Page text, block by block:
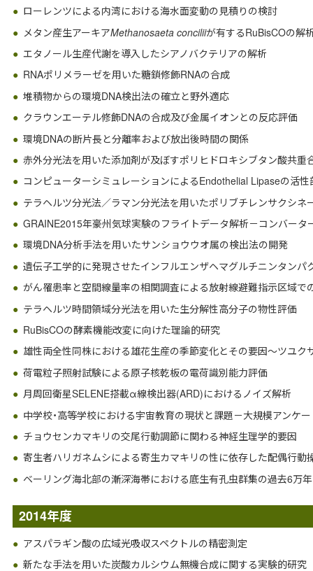
ローレンツによる内湾における海水面変動の見積りの検討
メタン産生アーキアMethanosaeta conciliiが有するRuBisCOの解
エタノール生産代謝を導入したシアノバクテリアの解析
RNAポリメラーゼを用いた糖鎖修飾RNAの合成
堆積物からの環境DNA検出法の確立と野外適応
クラウンエーテル修飾DNAの合成及び金属イオンとの反応評価
環境DNAの断片長と分離率および放出後時間の関係
赤外分光法を用いた添加剤が及ぼすポリヒドロキシブタン酸共
コンピューターシミュレーションによるEndothelial Lipaseの活
テラヘルツ分光法／ラマン分光法を用いたポリブチレンサクシネ
GRAINE2015年豪州気球実験のフライトデータ解析－コンバータ
環境DNA分析手法を用いたサンショウウオ属の検出法の開発
遺伝子工学的に発現させたインフルエンザヘマグルチニンタンパ
がん罹患率と空間線量率の相関調査による放射線避難指示区域で
テラヘルツ時間領域分光法を用いた生分解性高分子の物性評価
RuBisCOの酵素機能改変に向けた理論的研究
雄性両全性同株における雄花生産の季節変化とその要因～ツユク
荷電粒子照射試験による原子核乾板の電荷識別能力評価
月周回衛星SELENE搭載α線検出器(ARD)におけるノイズ解析
中学校・高等学校における宇宙教育の現状と課題－大規模アンケ
チョウセンカマキリの交尾行動調節に関わる神経生理学的要因
寄生者ハリガネムシによる寄生カマキリの性に依存した配偶行動
ベーリング海北部の漸深海帯における底生有孔虫群集の過去6万
2014年度
アスパラギン酸の広域光吸収スペクトルの精密測定
新たな手法を用いた炭酸カルシウム無機合成に関する実験的研究